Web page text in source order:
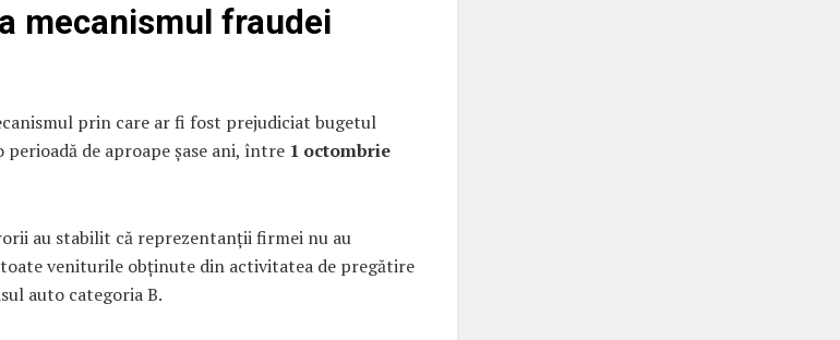
mecanismul fraudei
prin care ar fi fost prejudiciat bugetul
de aproape șase ani, între 1 octombrie
au stabilit că reprezentanții firmei nu au
veniturile obținute din activitatea de pregătire
auto categoria B.